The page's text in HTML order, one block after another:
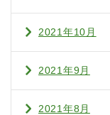
2021年10月
2021年9月
2021年8月